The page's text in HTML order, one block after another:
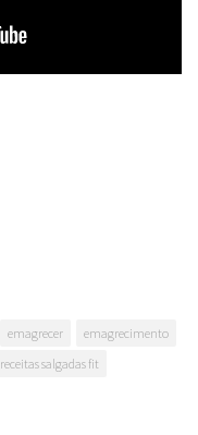
emagrecer
emagrecimento
receitas salgadas fit